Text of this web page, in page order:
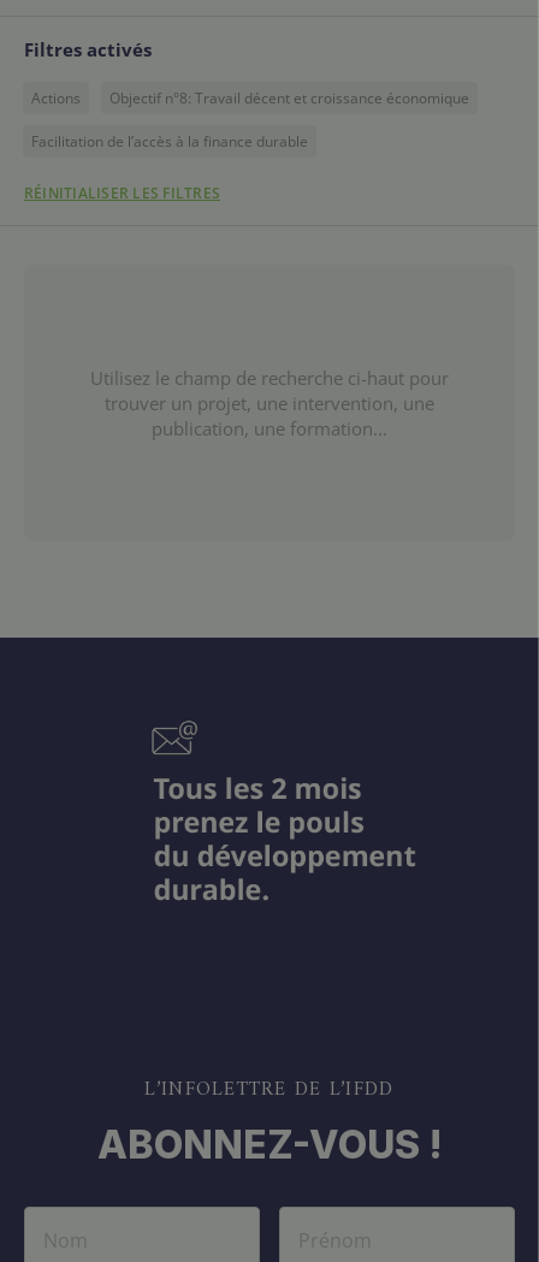
Filtres activés
Actions Objectif n°8: Travail décent et croissance économique
Facilitation de l’accès à la finance durable
RÉINITIALISER LES FILTRES
Utilisez le champ de recherche ci-haut pour
trouver un projet, une intervention, une
publication, une formation...
L’INFOLETTRE DE L’IFDD
ABONNEZ-VOUS !